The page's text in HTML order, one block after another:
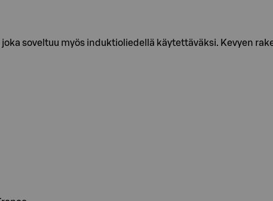
soveltuu myös induktioliedellä käytettäväksi. Kevyen